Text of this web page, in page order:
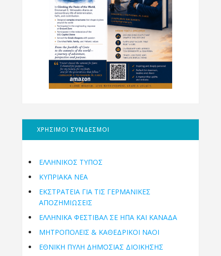
ΧΡΗΣΙΜΟΙ ΣΥΝΔΕΣΜΟΙ
ΕΛΛΗΝΙΚΟΣ ΤΥΠΟΣ
ΚΥΠΡΙΑΚΑ ΝΕΑ
ΕΚΣΤΡΑΤΕΙΑ ΓΙΑ ΤΙΣ ΓΕΡΜΑΝΙΚΕΣ
ΑΠΟΖΗΜΙΩΣΕΙΣ
ΕΛΛΗΝΙΚΆ ΦΕΣΤΙΒΆΛ ΣΕ ΗΠΑ ΚΑΙ ΚΑΝΑΔΑ
ΜΗΤΡΟΠΌΛΕΙΣ & ΚΑΘΕΔΡΙΚΟΊ ΝΑΟΊ
ΕΘΝΙΚΉ ΠΎΛΗ ΔΗΜΌΣΙΑΣ ΔΙΟΊΚΗΣΗΣ